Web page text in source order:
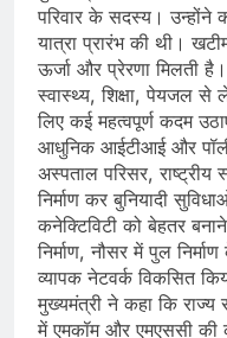
परिवार के सदस्य। उन्होंने
यात्रा प्रारंभ की थी।
ऊर्जा और प्रेरणा मिलती
स्वास्थ्य, शिक्षा, पेयजल
लिए कई महत्वपूर्ण कदम
आधुनिक आईटीआई और
अस्पताल परिसर,
निर्माण कर बुनियादी
कनेक्टिविटी को बेहतर
निर्माण, नौसर में पुल
व्यापक नेटवर्क विकसित
मुख्यमंत्री ने कहा कि राज्य
में एमकॉम और एमएससी की